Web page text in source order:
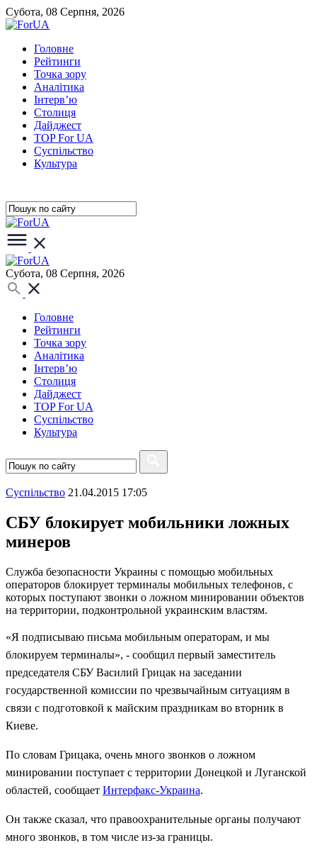
Субота, 08 Серпня, 2026
Головне
Рейтинги
Точка зору
Аналітика
Інтерв’ю
Столиця
Дайджест
TOP For UA
Суспiльство
Культура
Субота, 08 Серпня, 2026
Головне
Рейтинги
Точка зору
Аналітика
Інтерв’ю
Столиця
Дайджест
TOP For UA
Суспiльство
Культура
Суспiльство 21.04.2015 17:05
СБУ блокирует мобильники ложных
минеров
Служба безопасности Украины с помощью мобильных
операторов блокирует терминалы мобильных телефонов, с
которых поступают звонки о ложном минировании объектов
на территории, подконтрольной украинским властям.
«Я подписываю письма мобильным операторам, и мы
блокируем терминалы», - сообщил первый заместитель
председателя СБУ Василий Грицак на заседании
государственной комиссии по чрезвычайным ситуациям в
связи с подготовкой к майским праздникам во вторник в
Киеве.
По словам Грицака, очень много звонков о ложном
минировании поступает с территории Донецкой и Луганской
областей, сообщает Интерфакс-Украина.
Он также сказал, что правоохранительные органы получают
много звонков, в том числе из-за границы.